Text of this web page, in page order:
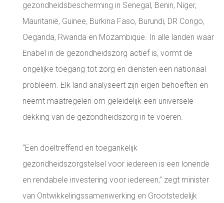
gezondheidsbescherming in Senegal, Benin, Niger,
Mauritanië, Guinee, Burkina Faso, Burundi, DR Congo,
Oeganda, Rwanda en Mozambique. In alle landen waar
Enabel in de gezondheidszorg actief is, vormt de
ongelijke toegang tot zorg en diensten een nationaal
probleem. Elk land analyseert zijn eigen behoeften en
neemt maatregelen om geleidelijk een universele
dekking van de gezondheidszorg in te voeren.
“Een doeltreffend en toegankelijk
gezondheidszorgstelsel voor iedereen is een lonende
en rendabele investering voor iedereen,” zegt minister
van Ontwikkelingssamenwerking en Grootstedelijk